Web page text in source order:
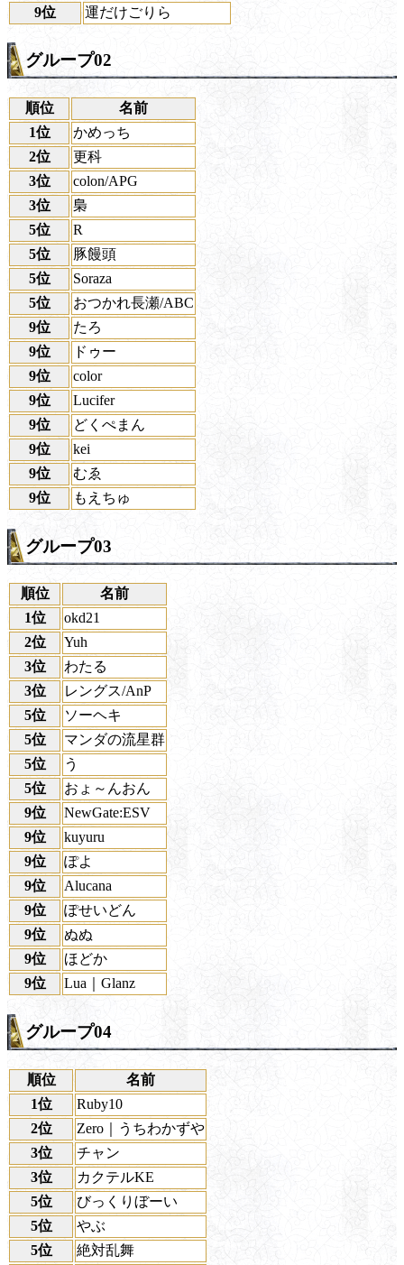
9位
運だけごりら
グループ02
順位
名前
1位
かめっち
2位
更科
3位
colon/APG
3位
梟
5位
R
5位
豚饅頭
5位
Soraza
5位
おつかれ長瀬/ABC
9位
たろ
9位
ドゥー
9位
color
9位
Lucifer
9位
どくぺまん
9位
kei
9位
むゑ
9位
もえちゅ
グループ03
順位
名前
1位
okd21
2位
Yuh
3位
わたる
3位
レングス/AnP
5位
ソーヘキ
5位
マンダの流星群
5位
う
5位
おょ～んおん
9位
NewGate:ESV
9位
kuyuru
9位
ぽよ
9位
Alucana
9位
ぽせいどん
9位
ぬぬ
9位
ほどか
9位
Lua｜Glanz
グループ04
順位
名前
1位
Ruby10
2位
Zero｜うちわかずや
3位
チャン
3位
カクテルKE
5位
びっくりぼーい
5位
やぶ
5位
絶対乱舞